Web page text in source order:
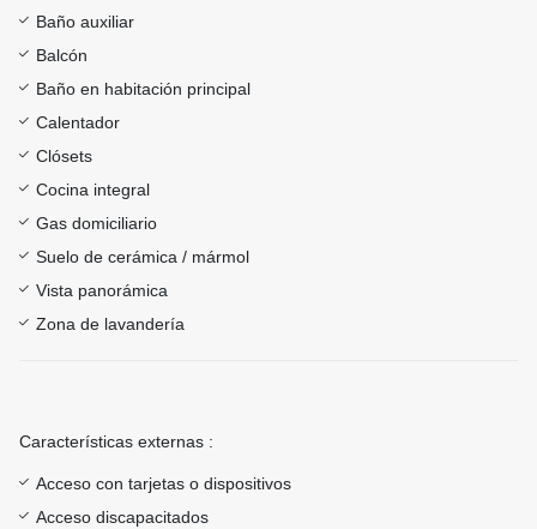
Baño auxiliar
Balcón
Baño en habitación principal
Calentador
Clósets
Cocina integral
Gas domiciliario
Suelo de cerámica / mármol
Vista panorámica
Zona de lavandería
Características externas :
Acceso con tarjetas o dispositivos
Acceso discapacitados